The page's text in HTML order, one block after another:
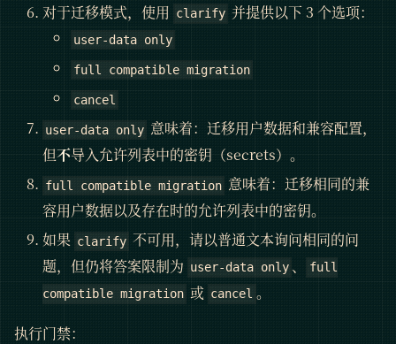
对于迁移模式，使用 clarify 并提供以下 3 个选项：
user-data only
full compatible migration
cancel
user-data only 意味着：迁移用户数据和兼容配置，
但不导入允许列表中的密钥（secrets）。
full compatible migration 意味着：迁移相同的兼
容用户数据以及存在时的允许列表中的密钥。
如果 clarify 不可用，请以普通文本询问相同的问
题，但仍将答案限制为 user-data only 、
full
compatible migration 或 cancel 。
执行门禁：